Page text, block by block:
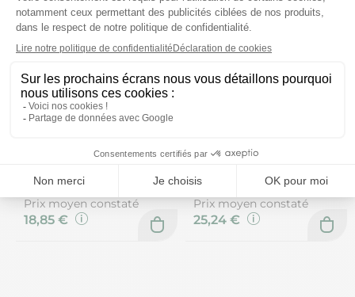
Bach
Prix moyen constaté
18,85 €
buvable goût framboise
Prix moyen constaté
25,24 €